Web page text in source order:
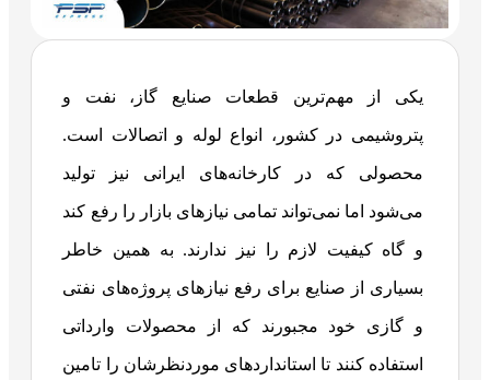
یکی از مهم‌ترین قطعات صنایع گاز، نفت و
پتروشیمی در کشور، انواع لوله و اتصالات است.
محصولی که در کارخانه‌های ایرانی نیز تولید
می‌شود اما نمی‌تواند تمامی نیازهای بازار را رفع کند
و گاه کیفیت لازم را نیز ندارند. به همین خاطر
بسیاری از صنایع برای رفع نیازهای پروژه‌های نفتی
و گازی خود مجبورند که از محصولات وارداتی
استفاده کنند تا استانداردهای موردنظرشان را تامین